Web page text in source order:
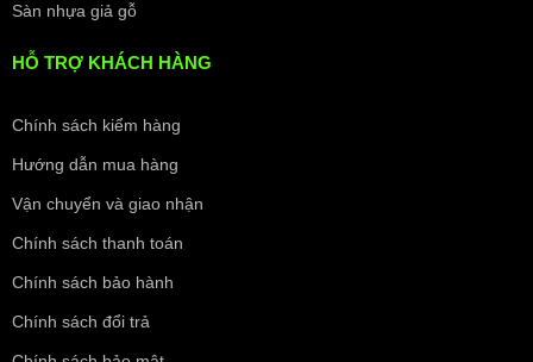
Tấm ốp lam sóng là vật liệu có nhiều ưu điểm trong
trang trí nội thất
Ứng Dụng Đa Dạng Của Lam 5 Sóng Thấp
phép bạn thỏa sức sáng tạo, kiến tạo nên những không gian
Sàn nhựa giả gỗ
HỖ TRỢ KHÁCH HÀNG
Chính sách kiểm hàng
Hướng dẫn mua hàng
Vận chuyển và giao nhận
Chính sách thanh toán
Chính sách bảo hành
Chính sách đổi trả